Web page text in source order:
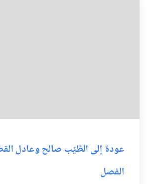
عودة إلى الطَّيِّب صالح وعادل
الفصل